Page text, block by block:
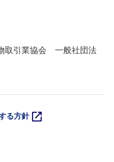
取引業協会 一般社団法
る方針